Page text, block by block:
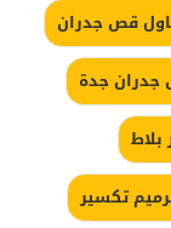
قص جدران
جدة
تكسير